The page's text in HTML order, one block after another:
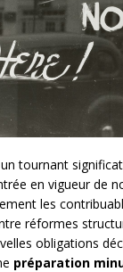
tournant
en vigueur de
les
réformes
obligations
préparation